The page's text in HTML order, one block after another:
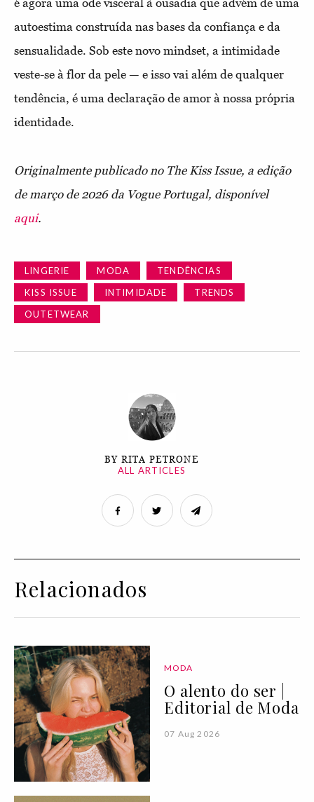
é agora uma ode visceral à ousadia que advém de uma
autoestima construída nas bases da confiança e da
sensualidade. Sob este novo mindset, a intimidade
veste-se à flor da pele — e isso vai além de qualquer
tendência, é uma declaração de amor à nossa própria
identidade.
Originalmente publicado no The Kiss Issue, a edição
de março de 2026 da Vogue Portugal, disponível
aqui.
LINGERIE MODA
TENDÊNCIAS
KISS ISSUE
INTIMIDADE
TRENDS
OUTETWEAR
BY RITA PETRONE
ALL ARTICLES
Relacionados
MODA
O alento do ser |
Editorial de Moda
07 Aug 2026